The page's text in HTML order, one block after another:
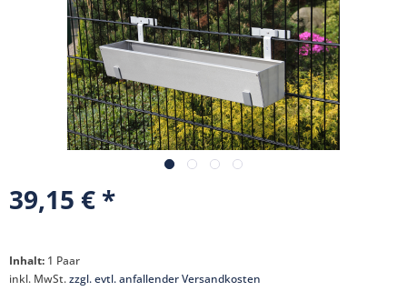
39,15 € *
Inhalt: 1 Paar
inkl. MwSt.zzgl. evtl. anfallender Versandkosten